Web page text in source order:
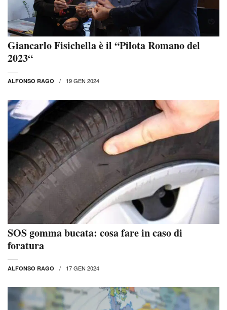
Giancarlo Fisichella è il “Pilota Romano del
2023“
ALFONSO RAGO 19 GEN 2024
SOS gomma bucata: cosa fare in caso di
foratura
ALFONSO RAGO 17 GEN 2024